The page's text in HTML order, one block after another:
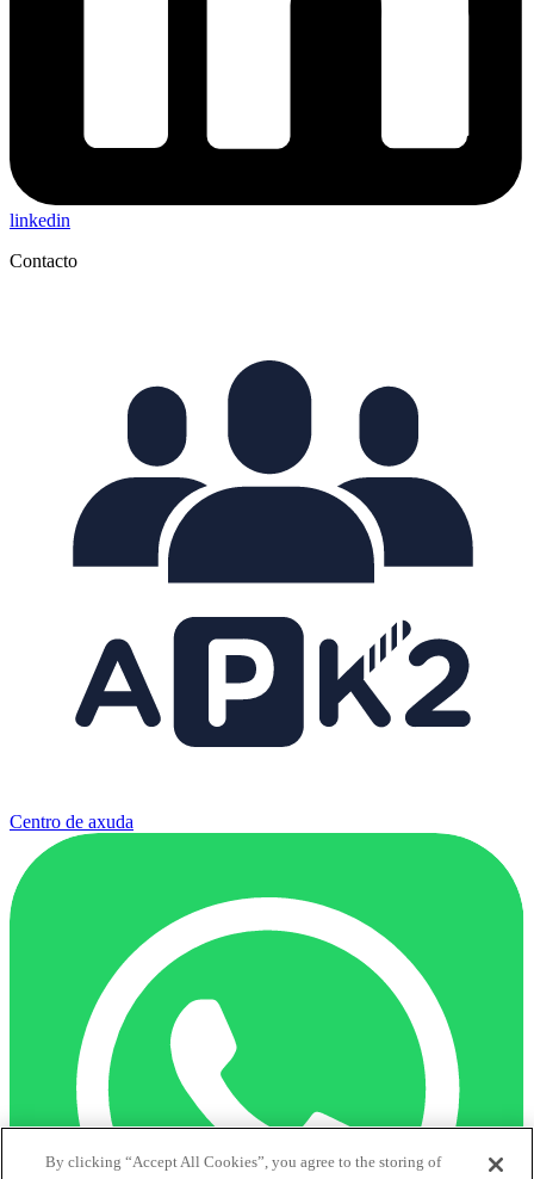
linkedin
Contacto
Centro de axuda
By clicking “Accept All Cookies”, you agree to the storing of